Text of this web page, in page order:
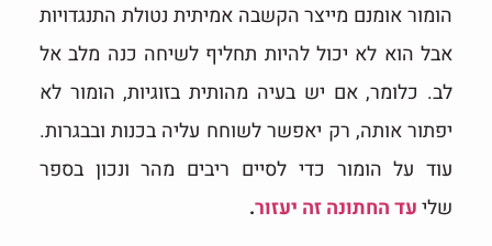
הומור אומנם מייצר הקשבה אמיתית נטולת התנגדויות
אבל הוא לא יכול להיות תחליף לשיחה כנה מלב אל
לב. כלומר, אם יש בעיה מהותית בזוגיות, הומור לא
יפתור אותה, רק יאפשר לשוחח עליה בכנות ובבגרות.
עוד על הומור כדי לסיים ריבים מהר ונכון בספר
שליעד החתונה זה יעזור.